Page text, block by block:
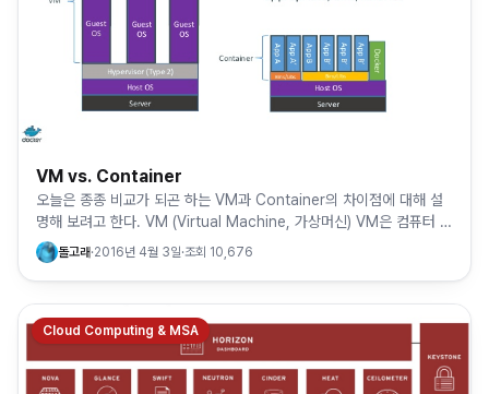
VM vs. Container
오늘은 종종 비교가 되곤 하는 VM과 Container의 차이점에 대해 설
명해 보려고 한다. VM (Virtual Machine, 가상머신) VM은 컴퓨터 환
경을 말 그대로 가상화하여 소프트웨어로 …
돌고래·2016년 4월 3일·조회 10,676
Cloud Computing & MSA